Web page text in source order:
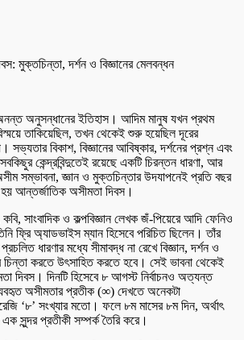
অনুসন্ধানের ইতিহাস। আদিম মানুষ যখন প্রথম
তাকিয়েছিল, তখন থেকেই শুরু হয়েছিল দূরের
সভ্যতার বিকাশ, বিজ্ঞানের আবিষ্কার, দর্শনের প্রশ্ন এবং
কেন্দ্রবিন্দুতেই রয়েছে একটি চিরন্তন ধারণা, আর
সম্ভাবনা, জ্ঞান ও মুক্তচিন্তার উদযাপনেই প্রতি বছর
আন্তর্জাতিক অসীমতা দিবস।
কবি, সাংবাদিক ও কল্পবিজ্ঞান লেখক জঁ-পিয়েরে আদি ফেনিও
ফ্রি অ্যাডভাইস ম্যান হিসেবে পরিচিত ছিলেন। তাঁর
ধারণার মধ্যে সীমাবদ্ধ না রেখে বিজ্ঞান, দর্শন ও
চিন্তা করতে উৎসাহিত করতে হবে। সেই ভাবনা থেকেই
দিবস। দিনটি হিসেবে ৮ আগস্ট নির্বাচনও অত্যন্ত
অসীমতার প্রতীক (∞) দেখতে অনেকটা
‘৮’ সংখ্যার মতো। ফলে ৮ম মাসের ৮ম দিন, অর্থাৎ
সুন্দর প্রতীকী সম্পর্ক তৈরি করে।